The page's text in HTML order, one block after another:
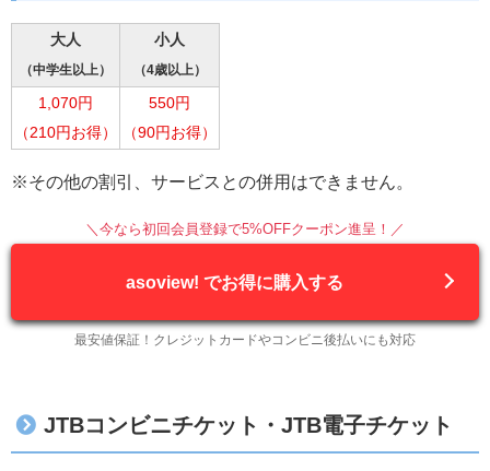
大人
（中学生以上）
小人
（4歳以上）
1,070円
（210円お得）
550円
（90円お得）
※その他の割引、サービスとの併用はできません。
＼今なら初回会員登録で5%OFFクーポン進呈！／
asoview! でお得に購入する
最安値保証！クレジットカードやコンビニ後払いにも対応
JTBコンビニチケット・JTB電子チケット